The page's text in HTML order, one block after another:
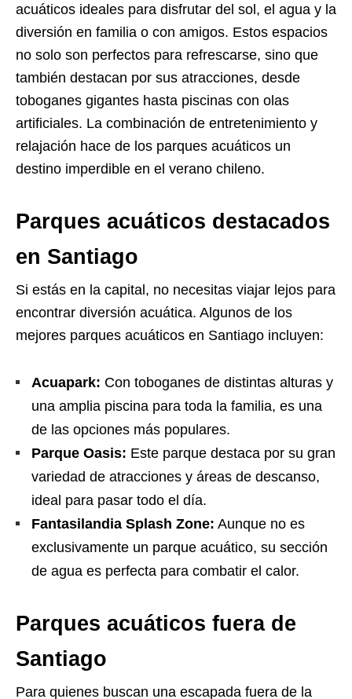
acuáticos ideales para disfrutar del sol, el agua y la
diversión en familia o con amigos. Estos espacios
no solo son perfectos para refrescarse, sino que
también destacan por sus atracciones, desde
toboganes gigantes hasta piscinas con olas
artificiales. La combinación de entretenimiento y
relajación hace de los parques acuáticos un
destino imperdible en el verano chileno.
Parques acuáticos destacados
en Santiago
Si estás en la capital, no necesitas viajar lejos para
encontrar diversión acuática. Algunos de los
mejores parques acuáticos en Santiago incluyen:
Acuapark: Con toboganes de distintas alturas y
una amplia piscina para toda la familia, es una
de las opciones más populares.
Parque Oasis: Este parque destaca por su gran
variedad de atracciones y áreas de descanso,
ideal para pasar todo el día.
Fantasilandia Splash Zone: Aunque no es
exclusivamente un parque acuático, su sección
de agua es perfecta para combatir el calor.
Parques acuáticos fuera de
Santiago
Para quienes buscan una escapada fuera de la